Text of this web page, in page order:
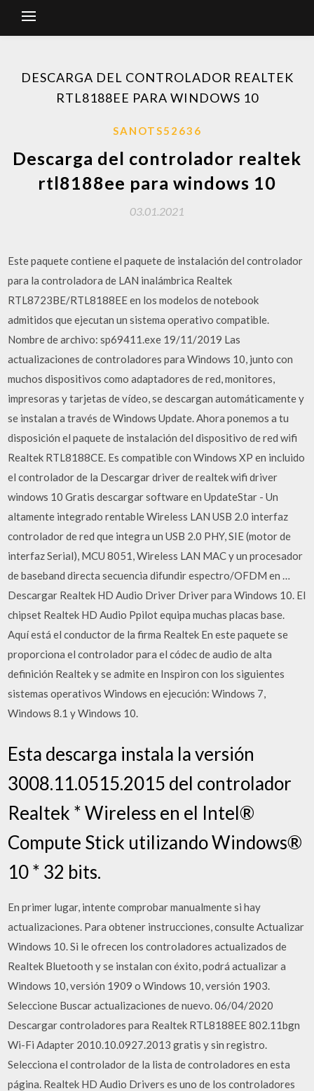
DESCARGA DEL CONTROLADOR REALTEK
RTL8188EE PARA WINDOWS 10
SANOTS52636
Descarga del controlador realtek
rtl8188ee para windows 10
03.01.2021
Este paquete contiene el paquete de instalación del controlador
para la controladora de LAN inalámbrica Realtek
RTL8723BE/RTL8188EE en los modelos de notebook
admitidos que ejecutan un sistema operativo compatible.
Nombre de archivo: sp69411.exe 19/11/2019 Las
actualizaciones de controladores para Windows 10, junto con
muchos dispositivos como adaptadores de red, monitores,
impresoras y tarjetas de vídeo, se descargan automáticamente y
se instalan a través de Windows Update. Ahora ponemos a tu
disposición el paquete de instalación del dispositivo de red wifi
Realtek RTL8188CE. Es compatible con Windows XP en incluido
el controlador de la Descargar driver de realtek wifi driver
windows 10 Gratis descargar software en UpdateStar - Un
altamente integrado rentable Wireless LAN USB 2.0 interfaz
controlador de red que integra un USB 2.0 PHY, SIE (motor de
interfaz Serial), MCU 8051, Wireless LAN MAC y un procesador
de baseband directa secuencia difundir espectro/OFDM en …
Descargar Realtek HD Audio Driver Driver para Windows 10. El
chipset Realtek HD Audio Ppilot equipa muchas placas base.
Aquí está el conductor de la firma Realtek En este paquete se
proporciona el controlador para el códec de audio de alta
definición Realtek y se admite en Inspiron con los siguientes
sistemas operativos Windows en ejecución: Windows 7,
Windows 8.1 y Windows 10.
Esta descarga instala la versión
3008.11.0515.2015 del controlador
Realtek * Wireless en el Intel®
Compute Stick utilizando Windows®
10 * 32 bits.
En primer lugar, intente comprobar manualmente si hay
actualizaciones. Para obtener instrucciones, consulte Actualizar
Windows 10. Si le ofrecen los controladores actualizados de
Realtek Bluetooth y se instalan con éxito, podrá actualizar a
Windows 10, versión 1909 o Windows 10, versión 1903.
Seleccione Buscar actualizaciones de nuevo. 06/04/2020
Descargar controladores para Realtek RTL8188EE 802.11bgn
Wi-Fi Adapter 2010.10.0927.2013 gratis y sin registro.
Selecciona el controlador de la lista de controladores en esta
página. Realtek HD Audio Drivers es uno de los controladores